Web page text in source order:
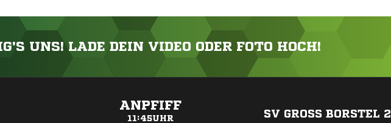
UNS! LADE DEIN VIDEO ODER FOTO HOCH!
ANPFIFF
11:45UHR SV GROSS BORSTEL 2.